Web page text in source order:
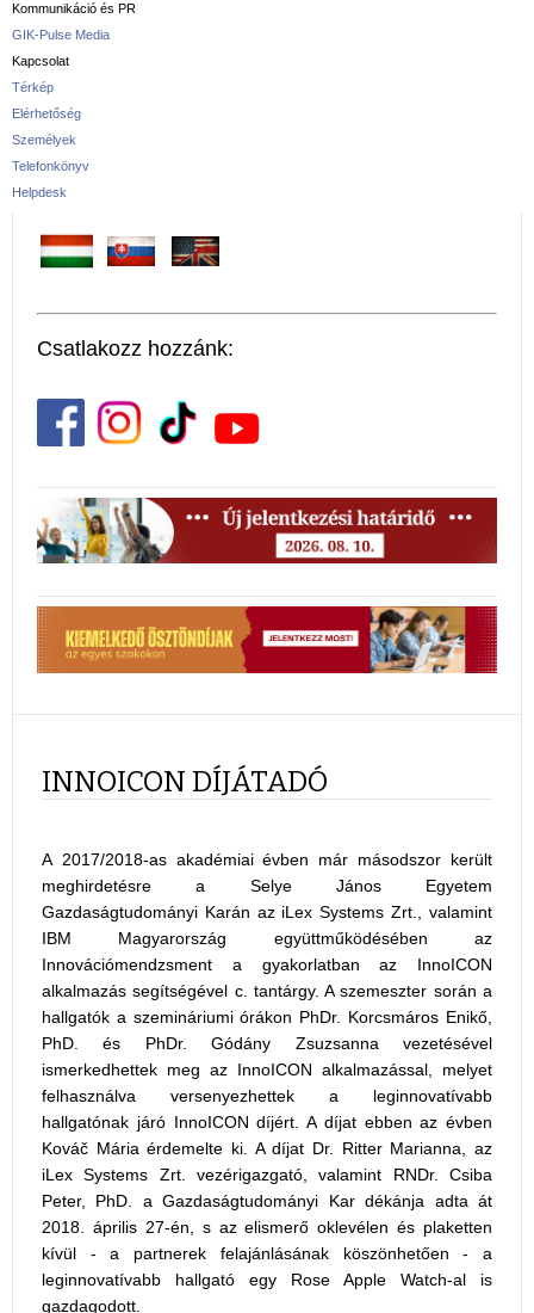
Kommunikáció és PR
GIK-Pulse Media
Kapcsolat
Térkép
Elérhetőség
Személyek
Telefonkönyv
Helpdesk
Csatlakozz hozzánk:
INNOICON DÍJÁTADÓ
A 2017/2018-as akadémiai évben már másodszor került
meghirdetésre a Selye János Egyetem
Gazdaságtudományi Karán az iLex Systems Zrt., valamint
IBM Magyarország együttműködésében az
Innovációmendzsment a gyakorlatban az InnoICON
alkalmazás segítségével c. tantárgy. A szemeszter során a
hallgatók a szemináriumi órákon PhDr. Korcsmáros Enikő,
PhD. és PhDr. Gódány Zsuzsanna vezetésével
ismerkedhettek meg az InnoICON alkalmazással, melyet
felhasználva versenyezhettek a leginnovatívabb
hallgatónak járó InnoICON díjért. A díjat ebben az évben
Kováč Mária érdemelte ki. A díjat Dr. Ritter Marianna, az
iLex Systems Zrt. vezérigazgató, valamint RNDr. Csiba
Peter, PhD. a Gazdaságtudományi Kar dékánja adta át
2018. április 27-én, s az elismerő oklevélen és plaketten
kívül - a partnerek felajánlásának köszönhetően - a
leginnovatívabb hallgató egy Rose Apple Watch-al is
gazdagodott.